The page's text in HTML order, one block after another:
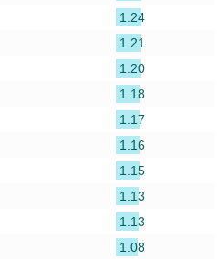
1.24
1.21
1.20
1.18
1.17
1.16
1.15
1.13
1.13
1.08